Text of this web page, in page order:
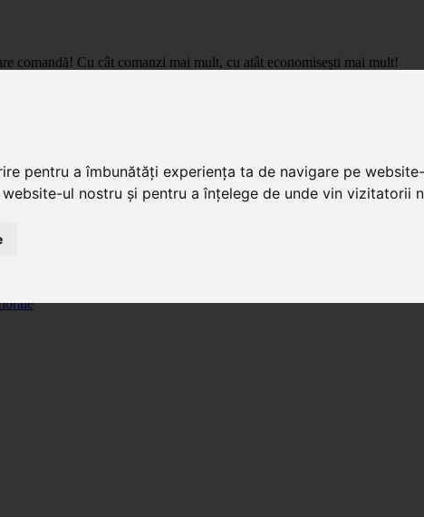
pentru a îmbunătăți experiența ta de navigare pe
ul nostru și pentru a înțelege de unde vin vizitatorii
comandă! Cu cât comanzi mai mult, cu atât economisești mai mult!
de importator, cu livrare in toata Romania.